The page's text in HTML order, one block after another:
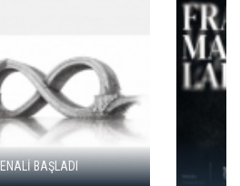
“FRAGMANLAR” BAŞVURULARI
BAŞLADI